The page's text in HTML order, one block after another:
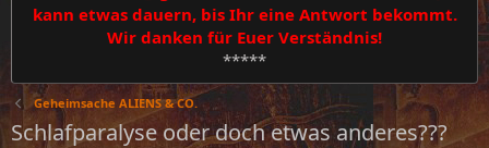
kann etwas dauern, bis Ihr eine Antwort bekommt.
Wir danken für Euer Verständnis!
*****
Geheimsache ALIENS & CO.
Schlafparalyse oder doch etwas anderes???